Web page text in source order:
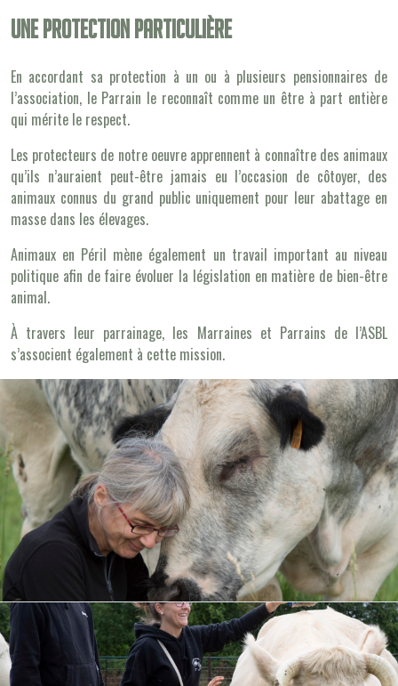
Une protection particulière
En accordant sa protection à un ou à plusieurs pensionnaires de
l’association, le Parrain le reconnaît comme un être à part entière
qui mérite le respect.
Les protecteurs de notre oeuvre apprennent à connaître des animaux
qu’ils n’auraient peut-être jamais eu l’occasion de côtoyer, des
animaux connus du grand public uniquement pour leur abattage en
masse dans les élevages.
Animaux en Péril mène également un travail important au niveau
politique afin de faire évoluer la législation en matière de bien-être
animal.
À travers leur parrainage, les Marraines et Parrains de l’ASBL
s’associent également à cette mission.